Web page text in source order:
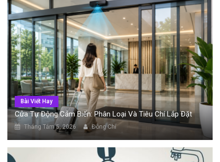
Bài Viết Hay
Cửa Tự Động Cảm Biến: Phân Loại Và Tiêu Chí Lắp Đặt
Tháng Tám 5, 2026 Đông Chí